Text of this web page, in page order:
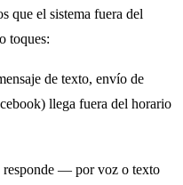
que el sistema fuera del
toques:
de texto, envío de
llega fuera del horario
responde — por voz o texto